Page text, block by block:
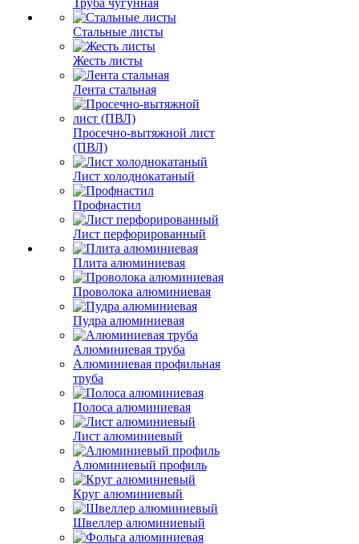
Труба чугунная
Стальные листы
Жесть листы
Лента стальная
Просечно-вытяжной лист
(ПВЛ)
Лист холоднокатаный
Профнастил
Лист перфорированный
Плита алюминиевая
Проволока алюминиевая
Пудра алюминиевая
Алюминиевая труба
Алюминиевая профильная
труба
Полоса алюминиевая
Лист алюминиевый
Алюминиевый профиль
Круг алюминиевый
Швеллер алюминиевый